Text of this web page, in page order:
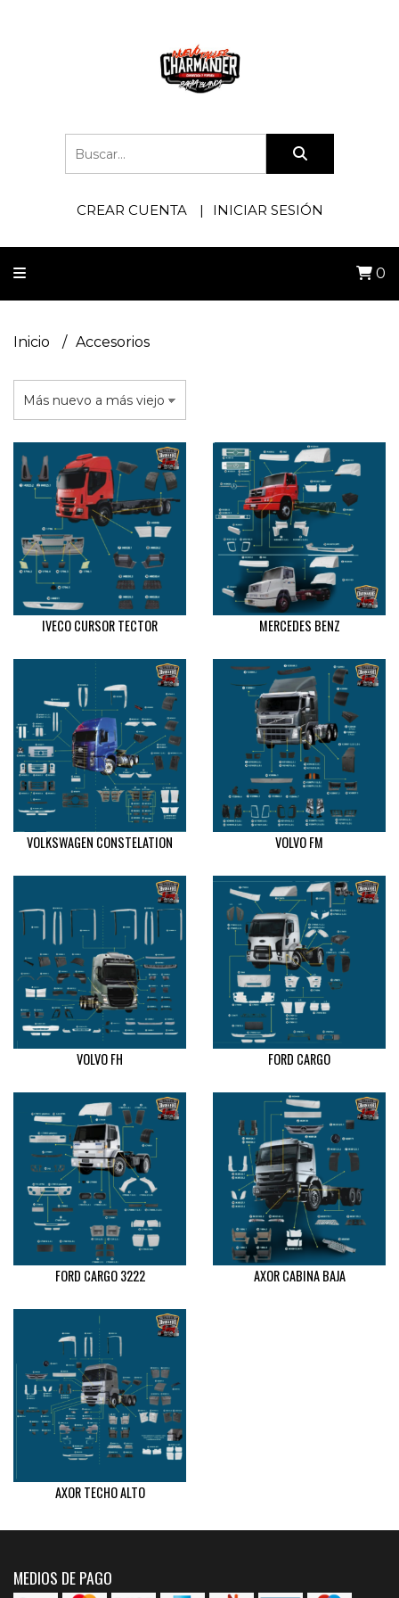
CREAR CUENTA INICIAR SESIÓN
0
Inicio Accesorios
IVECO CURSOR TECTOR MERCEDES BENZ
VOLKSWAGEN CONSTELATION VOLVO FM
VOLVO FH FORD CARGO
FORD CARGO 3222 AXOR CABINA BAJA
AXOR TECHO ALTO
MEDIOS DE PAGO